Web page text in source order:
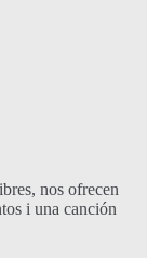
nos ofrecen
i una canción